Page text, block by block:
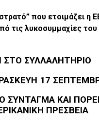
που ετοιμάζει η
τις λυκοσυμμαχίες
ΣΤΟ ΣΥΛΛΑΛΗΤΗΡΙΟ
17
ΣΥΝΤΑΓΜΑ ΚΑΙ
ΠΡΕΣΒΕΙΑ